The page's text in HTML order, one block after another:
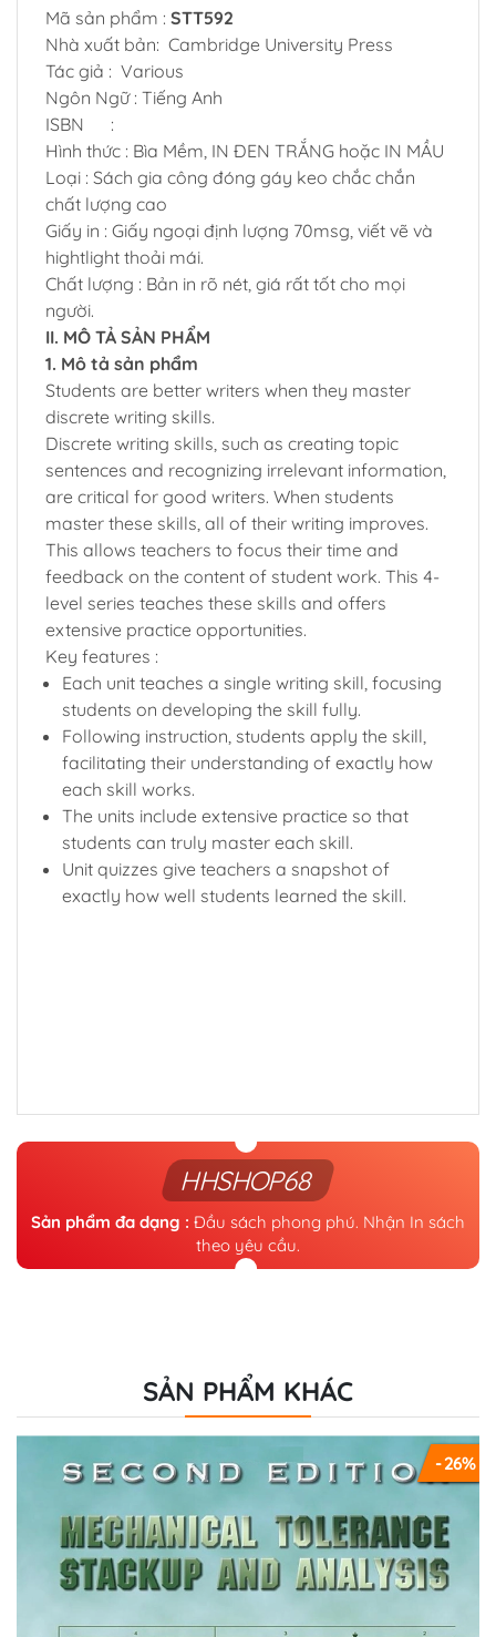
Mã sản phẩm : STT592
Nhà xuất bản: Cambridge University Press
Tác giả : Various
Ngôn Ngữ : Tiếng Anh
ISBN :
Hình thức : Bìa Mềm, IN ĐEN TRẮNG hoặc IN MẦU
Loại : Sách gia công đóng gáy keo chắc chắn
chất lượng cao
Giấy in : Giấy ngoại định lượng 70msg, viết vẽ và
hightlight thoải mái.
Chất lượng : Bản in rõ nét, giá rất tốt cho mọi
người.
II. MÔ TẢ SẢN PHẨM
1. Mô tả sản phẩm
Students are better writers when they master
discrete writing skills.
Discrete writing skills, such as creating topic
sentences and recognizing irrelevant information,
are critical for good writers. When students
master these skills, all of their writing improves.
This allows teachers to focus their time and
feedback on the content of student work. This 4-
level series teaches these skills and offers
extensive practice opportunities.
Key features :
Each unit teaches a single writing skill, focusing
students on developing the skill fully.
Following instruction, students apply the skill,
facilitating their understanding of exactly how
each skill works.
The units include extensive practice so that
students can truly master each skill.
Unit quizzes give teachers a snapshot of
exactly how well students learned the skill.
HHSHOP68
Sản phẩm đa dạng : Đầu sách phong phú. Nhận In sách
theo yêu cầu.
SẢN PHẨM KHÁC
- 26%